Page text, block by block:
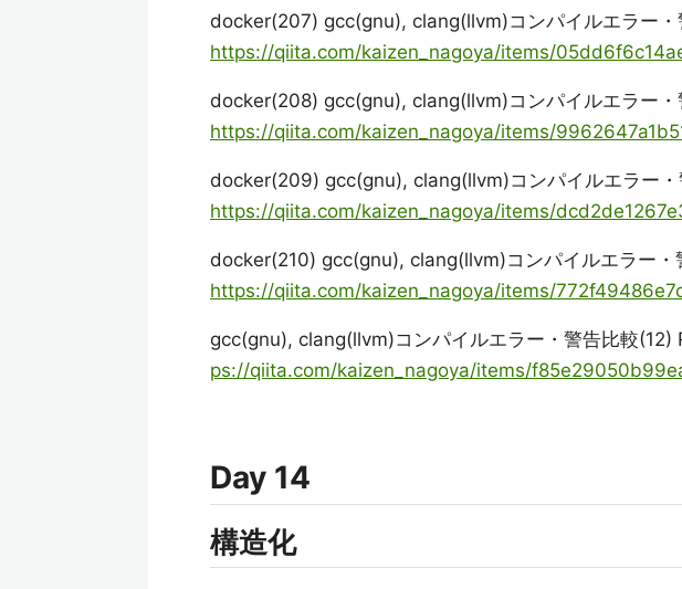
docker(207) gcc(gnu), clang(llvm)コンパイルエラー・
https://qiita.com/kaizen_nagoya/items/
docker(208) gcc(gnu), clang(llvm)コンパイルエラー・
https://qiita.com/kaizen_nagoya/items/
docker(209) gcc(gnu), clang(llvm)コンパイルエラー・
https://qiita.com/kaizen_nagoya/items/
docker(210) gcc(gnu), clang(llvm)コンパイルエラー・
https://qiita.com/kaizen_nagoya/items/
gcc(gnu), clang(llvm)コンパイルエラー・警告比較(12)
ps://qiita.com/kaizen_nagoya/items/
Day 14
構造化